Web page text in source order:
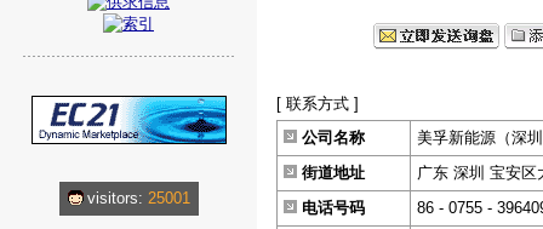
visitors: 25001
[ 联系方式 ]
公司名称
美孚新能源（深
街道地址
广东 深圳 宝安区
电话号码
86 - 0755 -